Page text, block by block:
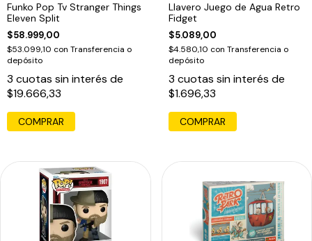
Funko Pop Tv Stranger Things
Eleven Split
$58.999,00
$53.099,10 con Transferencia o
depósito
3 cuotas sin interés de
$19.666,33
Llavero Juego de Agua Retro
Fidget
$5.089,00
$4.580,10 con Transferencia o
depósito
3 cuotas sin interés de
$1.696,33
COMPRAR